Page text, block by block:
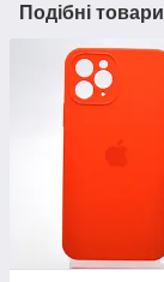
Подібні